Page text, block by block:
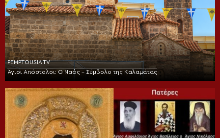
PEMPTOUSIA TV
Άγιοι Απόστολοι: Ο Ναός – Σύμβολο της Καλαμάτας